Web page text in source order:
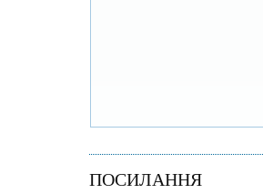
ПОСИЛАННЯ